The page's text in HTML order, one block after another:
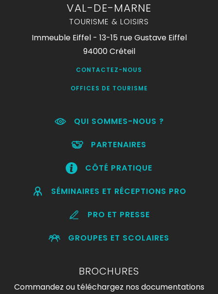
VAL-DE-MARNE
TOURISME & LOISIRS
Immeuble Eiffel - 13-15 rue Gustave Eiffel
94000 Créteil
CONTACTEZ-NOUS
OFFICES DE TOURISME
QUI SOMMES-NOUS ?
PARTENAIRES
CÔTÉ PRATIQUE
SÉMINAIRES ET RÉCEPTIONS PRO
PRO ET PRESSE
GROUPES ET SCOLAIRES
BROCHURES
Commandez ou téléchargez nos documentations